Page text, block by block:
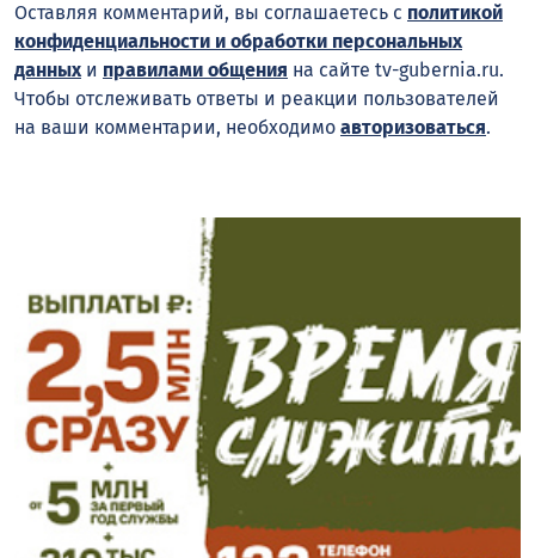
Оставляя комментарий, вы соглашаетесь с политикой
конфиденциальности и обработки персональных
данныхи правилами общения на сайте tv-gubernia.ru.
Чтобы отслеживать ответы и реакции пользователей
на ваши комментарии, необходимо авторизоваться.